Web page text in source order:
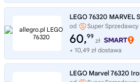
od Super Sprzedawcy
60,99
zł
+ 10,49 zł dostawa